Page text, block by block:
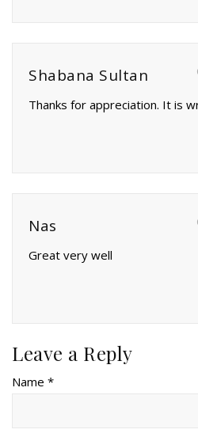
Shabana Sultan
Thanks for appreciation. It is
Nas
Great very well
Leave a Reply
Name *